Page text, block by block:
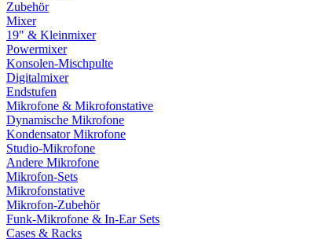
Zubehör
Mixer
19" & Kleinmixer
Powermixer
Konsolen-Mischpulte
Digitalmixer
Endstufen
Mikrofone & Mikrofonstative
Dynamische Mikrofone
Kondensator Mikrofone
Studio-Mikrofone
Andere Mikrofone
Mikrofon-Sets
Mikrofonstative
Mikrofon-Zubehör
Funk-Mikrofone & In-Ear Sets
Cases & Racks